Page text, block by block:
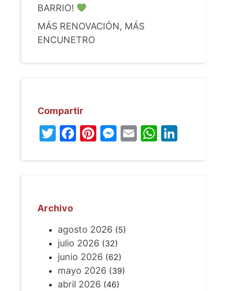
BARRIO!
MÁS RENOVACIÓN, MÁS
ENCUNETRO
Compartir
Twitter
Facebook
Pinterest
Messenger
Email
Archivo
agosto 2026 (5)
julio 2026 (32)
junio 2026 (62)
mayo 2026 (39)
abril 2026 (46)